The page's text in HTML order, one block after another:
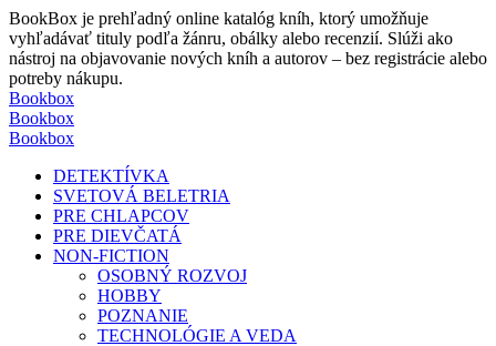
BookBox je prehľadný online katalóg kníh, ktorý umožňuje
vyhľadávať tituly podľa žánru, obálky alebo recenzií. Slúži ako
nástroj na objavovanie nových kníh a autorov – bez registrácie alebo
potreby nákupu.
Bookbox
Bookbox
Bookbox
DETEKTÍVKA
SVETOVÁ BELETRIA
PRE CHLAPCOV
PRE DIEVČATÁ
NON-FICTION
OSOBNÝ ROZVOJ
HOBBY
POZNANIE
TECHNOLÓGIE A VEDA